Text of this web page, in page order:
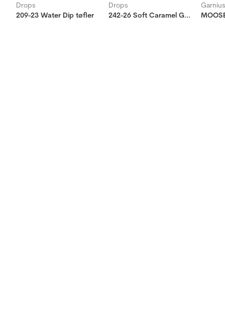
Drops
209-23 Water Dip tøfler
Drops
242-26 Soft Caramel Gloves
Garnius